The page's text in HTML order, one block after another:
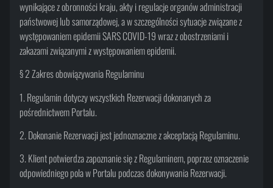
wynikające z obronności kraju, akty i regulacje organów administracji
państwowej lub samorządowej, a w szczególności sytuacje związane z
występowaniem epidemii SARS COVID-19 wraz z obostrzeniami i
zakazami związanymi z występowaniem epidemii.
§ 2 Zakres obowiązywania Regulaminu
1. Regulamin dotyczy wszystkich Rezerwacji dokonanych za
pośrednictwem Portalu.
2. Dokonanie Rezerwacji jest jednoznaczne z akceptacją Regulaminu.
3. Klient potwierdza zapoznanie się z Regulaminem, poprzez oznaczenie
odpowiedniego pola w Portalu podczas dokonywania Rezerwacji.